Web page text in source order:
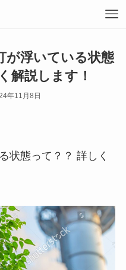
が浮いている状態
解説します！
年11月8日
状態って？？ 詳しく